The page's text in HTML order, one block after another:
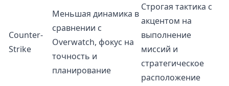
Counter-
Strike
Меньшая динамика в
сравнении с
Overwatch, фокус на
точность и
планирование
Строгая тактика с
акцентом на
выполнение
миссий и
стратегическое
расположение